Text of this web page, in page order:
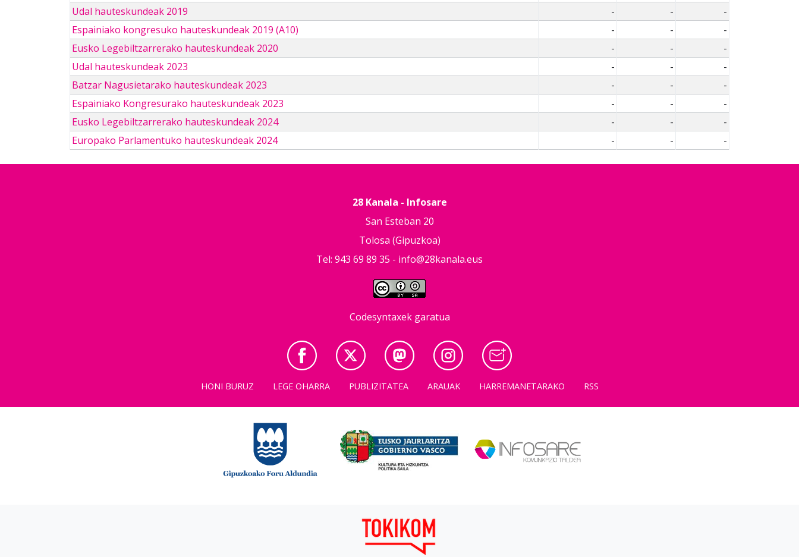
Udal hauteskundeak 2019
- -
-
Espainiako kongresuko hauteskundeak 2019 (A10)
- -
-
Eusko Legebiltzarrerako hauteskundeak 2020
- -
-
Udal hauteskundeak 2023
- -
-
Batzar Nagusietarako hauteskundeak 2023
- -
-
Espainiako Kongresurako hauteskundeak 2023
- -
-
Eusko Legebiltzarrerako hauteskundeak 2024
- -
-
Europako Parlamentuko hauteskundeak 2024
- - -
28 Kanala - Infosare
San Esteban 20
Tolosa (Gipuzkoa)
Tel: 943 69 89 35 - info@28kanala.eus
Codesyntaxek garatua
HONI BURUZ LEGE OHARRA PUBLIZITATEA ARAUAK HARREMANETARAKO RSS